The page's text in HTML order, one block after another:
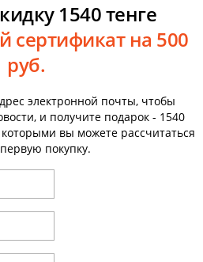
1540 тенге
сертификат на 500
руб.
электронной почты, чтобы
и получите подарок - 1540
вы можете рассчитаться
покупку.